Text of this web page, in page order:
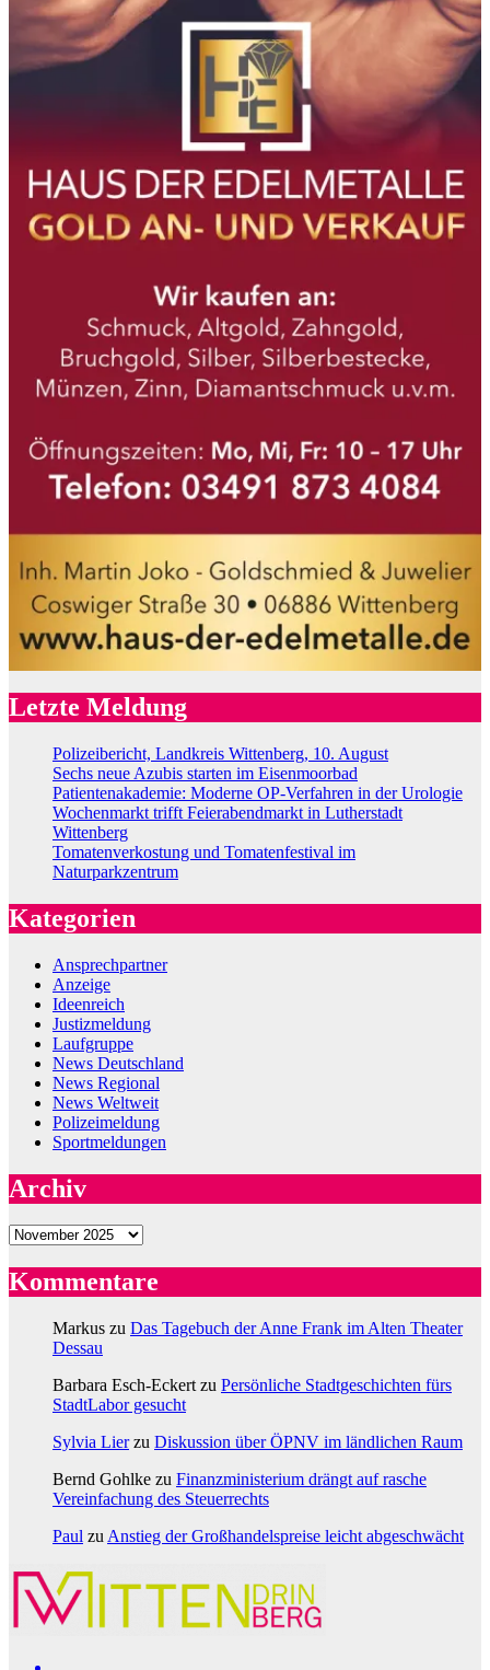
Letzte Meldung
Polizeibericht, Landkreis Wittenberg, 10. August
Sechs neue Azubis starten im Eisenmoorbad
Patientenakademie: Moderne OP-Verfahren in der Urologie
Wochenmarkt trifft Feierabendmarkt in Lutherstadt
Wittenberg
Tomatenverkostung und Tomatenfestival im
Naturparkzentrum
Kategorien
Ansprechpartner
Anzeige
Ideenreich
Justizmeldung
Laufgruppe
News Deutschland
News Regional
News Weltweit
Polizeimeldung
Sportmeldungen
Archiv
Archiv
Kommentare
Markus zu Das Tagebuch der Anne Frank im Alten Theater
Dessau
Barbara Esch-Eckert zu Persönliche Stadtgeschichten fürs
StadtLabor gesucht
Sylvia Lierzu Diskussion über ÖPNV im ländlichen Raum
Bernd Gohlke zu Finanzministerium drängt auf rasche
Vereinfachung des Steuerrechts
Paul zu Anstieg der Großhandelspreise leicht abgeschwächt